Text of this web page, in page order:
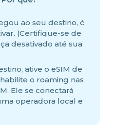
ao seu destino, é
(Certifique-se de
desativado até sua
ative o eSIM de
o roaming nas
Ele se conectará
operadora local e